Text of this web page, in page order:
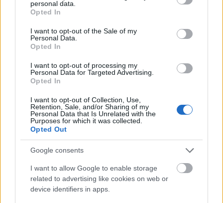
grant or deny consent to Google and its third-party tags to
use your data for below specified purposes in below Google
consent section.
personal data.
Opted In
I want to opt-out of the Sale of my
Personal Data.
Opted In
I want to opt-out of processing my
Personal Data for Targeted Advertising.
Opted In
I want to opt-out of Collection, Use,
Retention, Sale, and/or Sharing of my
Personal Data that Is Unrelated with the
Purposes for which it was collected.
Opted Out
Google consents
I want to allow Google to enable storage
related to advertising like cookies on web or
device identifiers in apps.
କରିବା, ପ୍ରତ୍ୟେକ ଗଛର ଯତ୍ନ ନେବା ଏବଂ ପ୍ରଥମ ପାଚିଲା ଟମାଟୋ, ରସାଳ
ପ୍ରତ୍ୟେକ ଫସଲ କଠିନ ପରିଶ୍ରମ ଏବଂ ପ୍ରକୃତିର ଉଦାରତାର ଏକ ଛୋଟ ଉତ୍ସବ
ପରି ମନେ ହୁଏ।
ଏହି ବର୍ଗ ଏବଂ ଏହାର ଉପବର୍ଗରେ ନବୀନତମ ପୋଷ୍ଟଗୁଡ଼ିକ:
ଆରମ୍ଭକାରୀଙ୍କ ପାଇଁ ଗାଇଡ୍
ପୋଷ୍ଟ କରାଯାଇଛିଫଳ ଏବଂ ପନିପରିବା8:18:08 PM UTC ଠାରେ ମଇ
26, 2026
ଆପଣଙ୍କର ନିଜସ୍ୱ ଜଳକ୍ରିସ୍ ଚାଷ ଆପଣଙ୍କ ରୋଷେଇ ଘରର
ବଗିଚାକୁ ପୁଷ୍ଟିସାର ଏକ ଶକ୍ତିଶାଳୀରେ ପରିଣତ କରେ। ଏହି ଲଙ୍କା
ପତ୍ରଯୁକ୍ତ ସବୁଜ ପ୍ରାୟ ଅନ୍ୟ ଯେକୌଣସି ପନିପରିବା ଅପେକ୍ଷା ପ୍ରତି
କ୍ୟାଲୋରୀରେ ଅଧିକ ଭିଟାମିନ୍ ଏବଂ ଖଣିଜ ପଦାର୍ଥ ପ୍ରଦାନ କରେ। ଘରେ
ମଧୁର ଜଳକ୍ରିସ୍ ଚାଷ କରିବା ପାଇଁ ଆପଣଙ୍କୁ ପ୍ରାକୃତିକ ଝରଣା କିମ୍ବା ବିସ୍ତୃତ
ସେଟଅପ୍ ଆବଶ୍ୟକ ନାହିଁ।ଅଧିକ ପଢନ୍ତୁ...